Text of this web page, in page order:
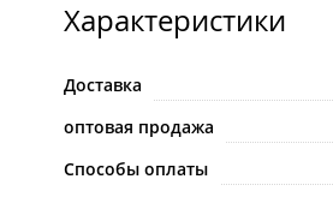
Характеристики
Доставка
оптовая продажа
Способы оплаты